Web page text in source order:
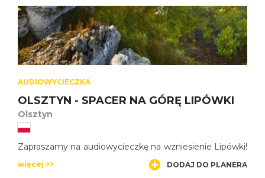
AUDIOWYCIECZKA
OLSZTYN - SPACER NA GÓRĘ LIPÓWKI
Olsztyn
Zapraszamy na audiowycieczkę na wzniesienie Lipówki!
więcej >> DODAJ DO PLANERA